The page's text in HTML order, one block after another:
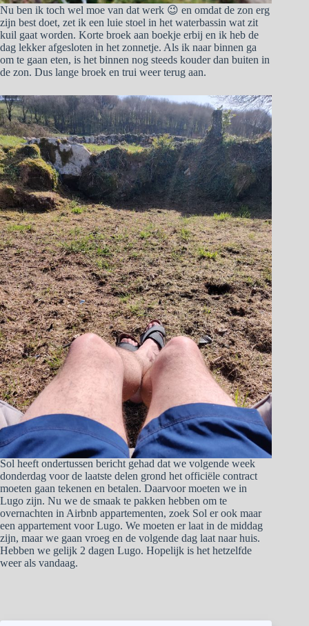
Nu ben ik toch wel moe van dat werk 😉 en omdat de zon erg
zijn best doet, zet ik een luie stoel in het waterbassin wat zit
kuil gaat worden. Korte broek aan boekje erbij en ik heb de
dag lekker afgesloten in het zonnetje. Als ik naar binnen ga
om te gaan eten, is het binnen nog steeds kouder dan buiten in
de zon. Dus lange broek en trui weer terug aan.
Sol heeft ondertussen bericht gehad dat we volgende week
donderdag voor de laatste delen grond het officiële contract
moeten gaan tekenen en betalen. Daarvoor moeten we in
Lugo zijn. Nu we de smaak te pakken hebben om te
overnachten in Airbnb appartementen, zoek Sol er ook maar
een appartement voor Lugo. We moeten er laat in de middag
zijn, maar we gaan vroeg en de volgende dag laat naar huis.
Hebben we gelijk 2 dagen Lugo. Hopelijk is het hetzelfde
weer als vandaag.